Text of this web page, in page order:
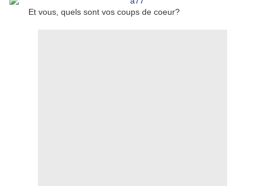
Et vous, quels sont vos coups de coeur?